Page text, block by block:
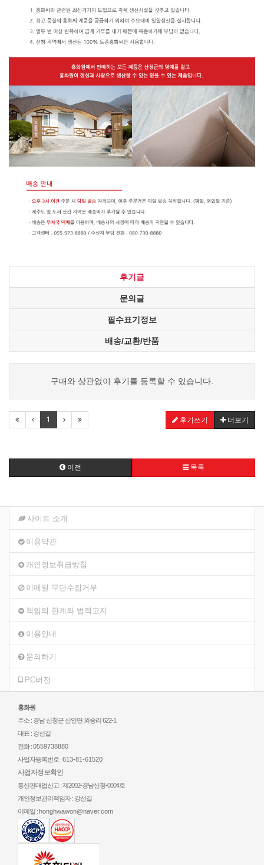
후기글
문의글
필수표기정보
배송/교환/반품
구매와 상관없이 후기를 등록할 수 있습니다.
1 후기쓰기 더보기
이전 목록
사이트 소개
이용약관
개인정보취급방침
이메일 무단수집거부
책임의 한계와 법적고지
이용안내
문의하기
PC버전
홍화원
주소 : 경남 산청군 신안면 외송리 622-1
대표 : 강선길
전화 :0559738880
사업자등록번호 :613-81-61520
사업자정보확인
통신판매업신고 : 제2002-경남산청-0004호
개인정보관리책임자 : 강선길
이메일 :honghwawon@naver.com